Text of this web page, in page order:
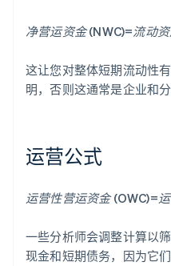
净营运资金 (NWC)=流动
这让您对整体短期流动性
明，否则这通常是企业和
运营公式
运营性营运资金 (OWC)=
一些分析师会调整计算以
现金和短期债务，因为它